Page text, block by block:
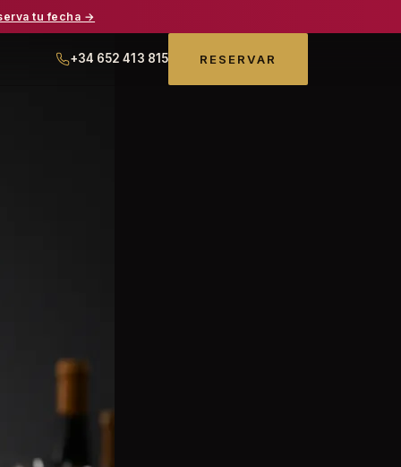
tu fecha →
+34 652 413 815 RESERVAR